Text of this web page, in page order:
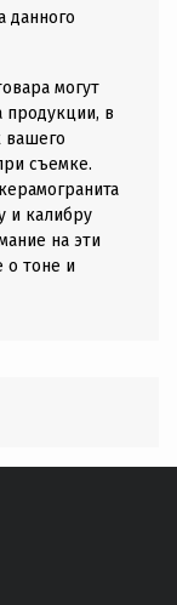
данного
могут
продукции, в
вашего
съемке.
и калибру
на эти
о тоне и